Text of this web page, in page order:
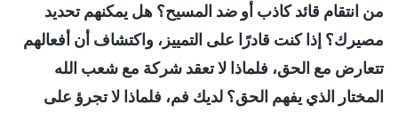
من انتقام قائد كاذب أو ضد المسيح؟ هل يمكنهم تحديد
مصيرك؟ إذا كنت قادرًا على التمييز، واكتشاف أن أفعالهم
تتعارض مع الحق، فلماذا لا تعقد شركة مع شعب الله
المختار الذي يفهم الحق؟ لديك فم، فلماذا لا تجرؤ على